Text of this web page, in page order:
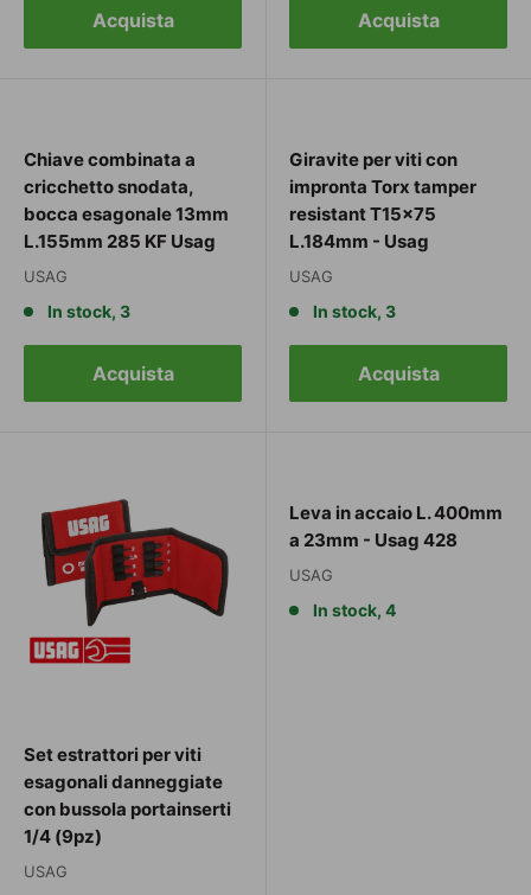
Acquista Acquista
Chiave combinata a
cricchetto snodata,
bocca esagonale 13mm
L.155mm 285 KF Usag
USAG
In stock, 3
Acquista
Giravite per viti con
impronta Torx tamper
resistant T15x75
L.184mm - Usag
USAG
In stock, 3
Acquista
Set estrattori per viti
esagonali danneggiate
con bussola portainserti
1/4 (9pz)
USAG
Leva in accaio L. 400mm
a 23mm - Usag 428
USAG
In stock, 4